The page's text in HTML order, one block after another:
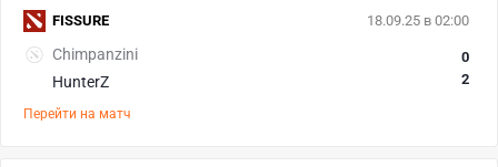
18.09.25 в 02:00
Chimpanzini
HunterZ
0
2
Перейти на матч
FISSURE